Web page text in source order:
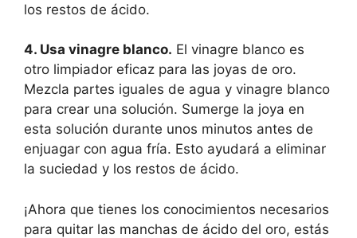
los restos de ácido.
4. Usa vinagre blanco. El vinagre blanco es
otro limpiador eficaz para las joyas de oro.
Mezcla partes iguales de agua y vinagre blanco
para crear una solución. Sumerge la joya en
esta solución durante unos minutos antes de
enjuagar con agua fría. Esto ayudará a eliminar
la suciedad y los restos de ácido.
¡Ahora que tienes los conocimientos necesarios
para quitar las manchas de ácido del oro, estás